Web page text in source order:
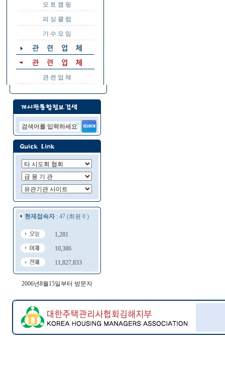
오 토 캠 핑
피 싱 클 럽
기 수 모 임
관 련 업 체
현재접속자: 47 (회원 0 )
1,281
10,386
11,827,833
2006년8월15일부터 방문자